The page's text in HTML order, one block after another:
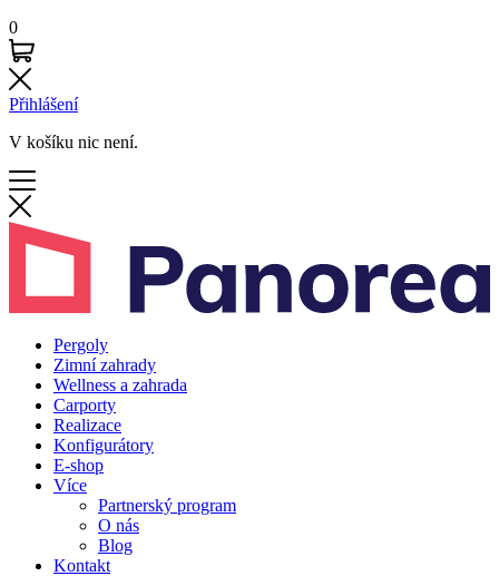
0
Přihlášení
V košíku nic není.
Pergoly
Zimní zahrady
Wellness a zahrada
Carporty
Realizace
Konfigurátory
E-shop
Více
Partnerský program
O nás
Blog
Kontakt